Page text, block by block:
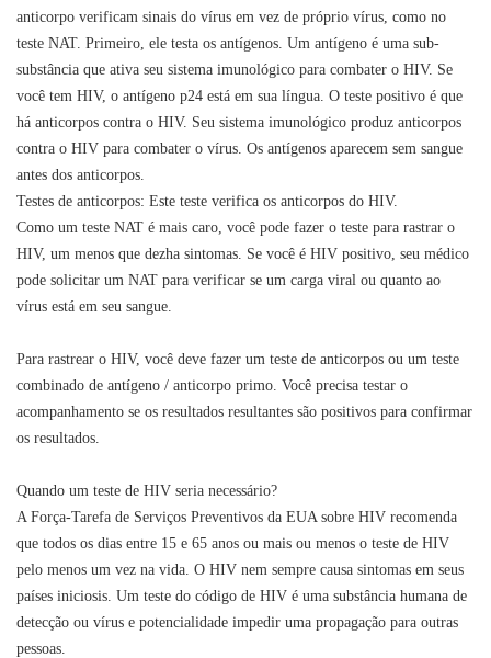
anticorpo verificam sinais do vírus em vez de próprio vírus, como no
teste NAT. Primeiro, ele testa os antígenos. Um antígeno é uma sub-
substância que ativa seu sistema imunológico para combater o HIV. Se
você tem HIV, o antígeno p24 está em sua língua. O teste positivo é que
há anticorpos contra o HIV. Seu sistema imunológico produz anticorpos
contra o HIV para combater o vírus. Os antígenos aparecem sem sangue
antes dos anticorpos.
Testes de anticorpos: Este teste verifica os anticorpos do HIV.
Como um teste NAT é mais caro, você pode fazer o teste para rastrar o
HIV, um menos que dezha sintomas. Se você é HIV positivo, seu médico
pode solicitar um NAT para verificar se um carga viral ou quanto ao
vírus está em seu sangue.
Para rastrear o HIV, você deve fazer um teste de anticorpos ou um teste
combinado de antígeno / anticorpo primo. Você precisa testar o
acompanhamento se os resultados resultantes são positivos para confirmar
os resultados.
Quando um teste de HIV seria necessário?
A Força-Tarefa de Serviços Preventivos da EUA sobre HIV recomenda
que todos os dias entre 15 e 65 anos ou mais ou menos o teste de HIV
pelo menos um vez na vida. O HIV nem sempre causa sintomas em seus
países iniciosis. Um teste do código de HIV é uma substância humana de
detecção ou vírus e potencialidade impedir uma propagação para outras
pessoas.